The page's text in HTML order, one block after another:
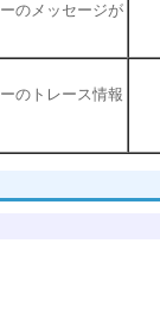
のメッセージが
のトレース情報